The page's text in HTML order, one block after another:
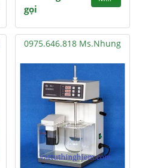
gọi
0975.646.818 Ms.Nhung